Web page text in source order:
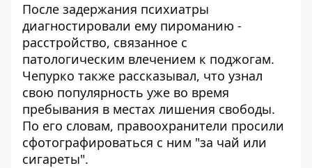
После задержания психиатры
диагностировали ему пироманию -
расстройство, связанное с
патологическим влечением к поджогам.
Чепурко также рассказывал, что узнал
свою популярность уже во время
пребывания в местах лишения свободы.
По его словам, правоохранители просили
сфотографироваться с ним "за чай или
сигареты".